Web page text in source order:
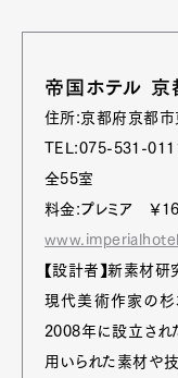
帝国ホテル 京
住所:京都府京都
TEL:075-531-
全55室
料金:プレミア ￥
【設計者】新素材研
現代美術作家の杉
2008年に設立され
用いられた素材や